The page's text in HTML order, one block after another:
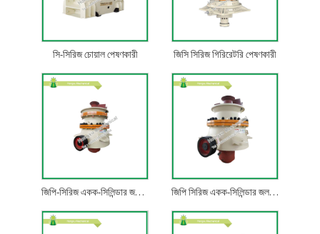
সি-সিরিজ চোয়াল পেষণকারী জিসি সিরিজ গিরিরেটরি পেষণকারী
জিপি-সিরিজ একক-সিলিন্ডার জলবাহী শঙ্কু পেষণকারী জিপি সিরিজ একক-সিলিন্ডার জলবাহী শঙ্কু পেষণকারী